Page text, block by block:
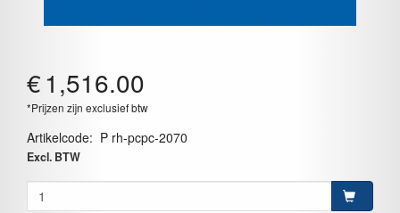
€1,516.00
*Prijzen zijn exclusief btw
Artikelcode: P rh-pcpc-2070
Excl. BTW